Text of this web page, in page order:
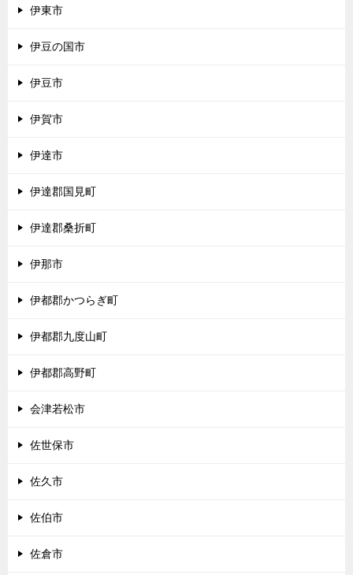
伊東市
伊豆の国市
伊豆市
伊賀市
伊達市
伊達郡国見町
伊達郡桑折町
伊那市
伊都郡かつらぎ町
伊都郡九度山町
伊都郡高野町
会津若松市
佐世保市
佐久市
佐伯市
佐倉市